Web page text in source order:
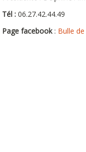
Tél : 06.27.42.44.49
Page facebook: Bulle